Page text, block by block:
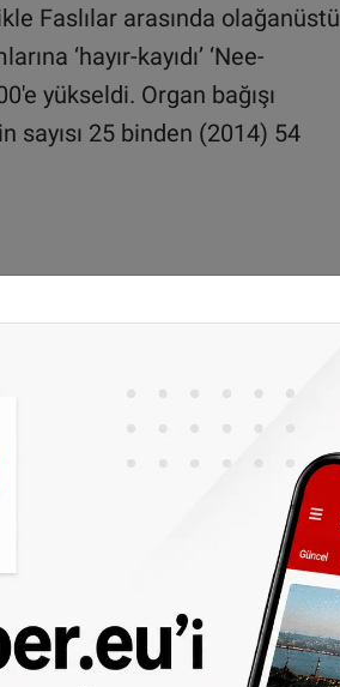
Faslılar arasında olağanüstü
‘hayır-kayıdı’ ‘Nee-
yükseldi. Organ bağışı
sayısı 25 binden (2014) 54
olma çağrısı yapmak için bir
kök hücre bağışçılığı
bir imam kullanıldı, çünkü
yapılmasına izin verilip
ve itiraz edilmediği takdirde
Bu durumda organlarını